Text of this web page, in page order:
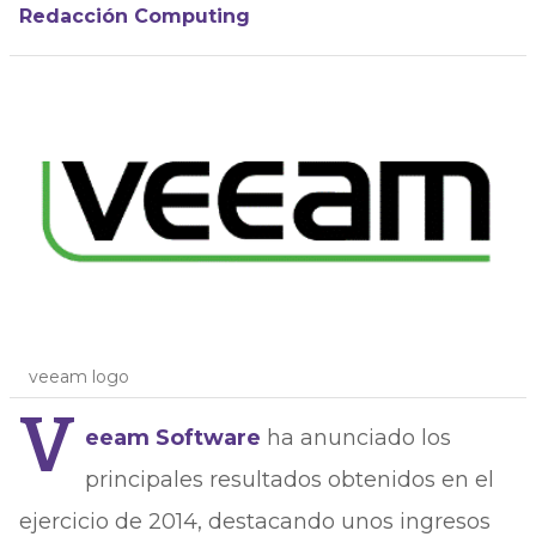
Redacción Computing
veeam logo
V eeam Software ha anunciado los
principales resultados obtenidos en el
ejercicio de 2014, destacando unos ingresos